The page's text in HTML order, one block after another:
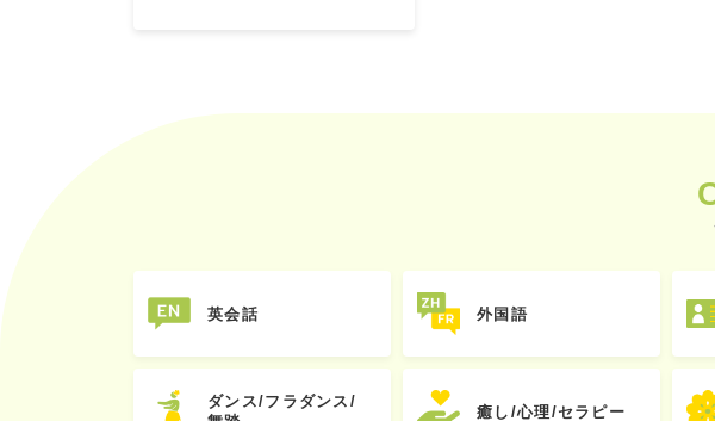
英会話 外国語
ダンス/フラダンス/
癒し/心理/セラピー